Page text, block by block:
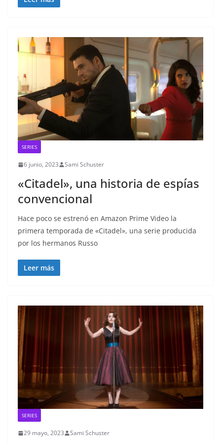
SERIES
6 junio, 2023 Sami Schuster
«Citadel», una historia de espías
convencional
Hace poco se estrenó en Amazon Prime Video la
primera temporada de «Citadel», una serie producida
por los hermanos Russo
Leer más
SERIES
29 mayo, 2023 Sami Schuster